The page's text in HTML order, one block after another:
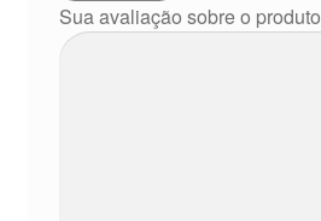
Sua avaliação sobre o produto